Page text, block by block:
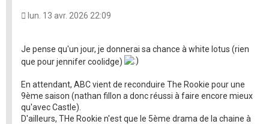
lun. 13 avr. 2026 22:09
Je pense qu'un jour, je donnerai sa chance à white lotus (rien
que pour jennifer coolidge)
En attendant, ABC vient de reconduire The Rookie pour une
9ème saison (nathan fillon a donc réussi à faire encore mieux
qu'avec Castle).
D'ailleurs, THe Rookie n'est que le 5ème drama de la chaine à